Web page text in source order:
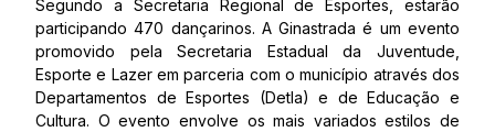
Segundo a Secretaria Regional de Esportes, estarão
participando 470 dançarinos. A Ginastrada é um evento
promovido pela Secretaria Estadual da Juventude,
Esporte e Lazer em parceria com o município através dos
Departamentos de Esportes (Detla) e de Educação e
Cultura. O evento envolve os mais variados estilos de